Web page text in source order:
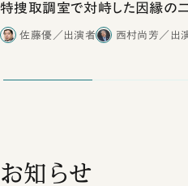
特捜取調室で対峙した因縁の
合ったこと
佐藤優／出演者 西村尚芳／出
お知らせ